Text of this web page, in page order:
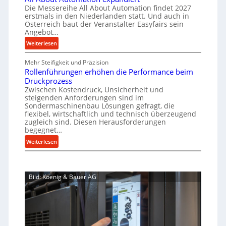
p
r
o
e
s
s
a
f
t
i
g
t
s
i
c
h
b
s
t
r
s
o
g
u
n
g
e
n
t
s
p
a
n
n
i
c
h
i
n
e
n
a
u
B
e
s
t
e
l
l
n
g
e
Die Messereihe All About Automation findet 2027
erstmals in den Niederlanden statt. Und auch in
Österreich baut der Veranstalter Easyfairs sein
Angebot…
Weiterlesen:
A
l
l
A
b
o
u
t
A
u
t
a
Mehr Steifigkeit und Präzision
Rollenführungen erhöhen die Performance beim
Drückprozess
Zwischen Kostendruck, Unsicherheit und
steigenden Anforderungen sind im
Sondermaschinenbau Lösungen gefragt, die
flexibel, wirtschaftlich und technisch überzeugend
zugleich sind. Diesen Herausforderungen
begegnet…
Weiterlesen:
R
l
e
Bild: Koenig & Bauer AG